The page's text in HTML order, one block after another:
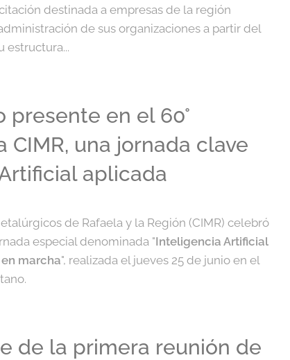
destinada a empresas de la región
de sus organizaciones a partir del
estructura...
presente en el 60°
CIMR, una jornada clave
aplicada
de Rafaela y la Región (CIMR) celebró
especial denominada "Inteligencia Artificial
marcha", realizada el jueves 25 de junio en el
de la primera reunión de